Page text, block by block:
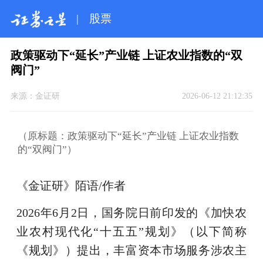
| 股票
政策驱动下“延长”产业链 上证农业指数的“双
阀门”
来源： 金证研 2026-06-12 21:12:35
（原标题：政策驱动下“延长”产业链 上证农业指数
的“双阀门”）
《金证研》陌语/作者
2026年6月2日，国务院日前印发的《加快农
业农村现代化“十五五”规划》（以下简称
《规划》）提出，丰富资本市场服务涉农主